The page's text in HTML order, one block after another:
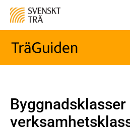
Byggnadsklasser